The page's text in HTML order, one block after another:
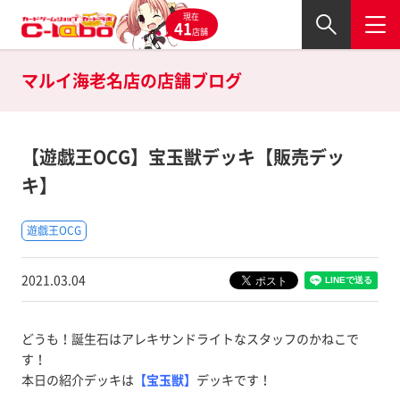
現在
41店舗
マルイ海老名店の店舗ブログ
【遊戯王OCG】宝玉獣デッキ【販売デッ
キ】
遊戯王OCG
2021.03.04
どうも！誕生石はアレキサンドライトなスタッフのかねこで
す！
本日の紹介デッキは 【宝玉獣】 デッキです！